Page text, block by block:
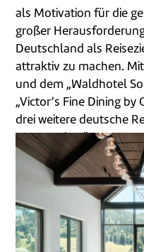
als Motivation für die
großer
Deutschland als
attraktiv zu machen.
und dem „Waldhotel
„Victor’s Fine Dining by
drei weitere deutsche
von „La Liste“ vertreten.